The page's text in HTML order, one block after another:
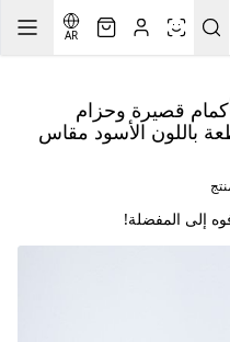
AR
قصيرة وحزام
باللون الأسود مقاس
إلى المفضلة!